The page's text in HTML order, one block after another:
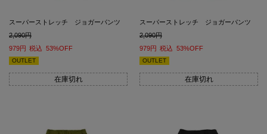
スーパーストレッチ ジョガーパンツ
2,090
979
税込 53%OFF
OUTLET
在庫切れ
スーパーストレッチ ジョガーパンツ
2,090
979
税込 53%OFF
OUTLET
在庫切れ